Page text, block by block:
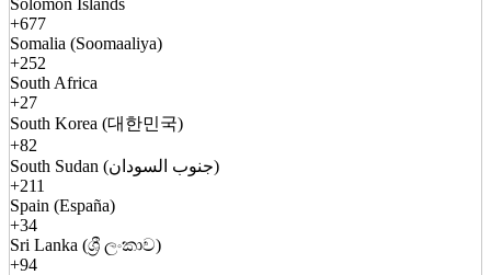
Solomon Islands
+677
Somalia (Soomaaliya)
+252
South Africa
+27
South Korea (대한민국)
+82
South Sudan (جنوب السودان)
+211
Spain (España)
+34
Sri Lanka (ශ්‍රී ලංකාව)
+94